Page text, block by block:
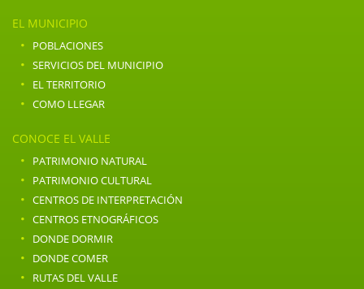
EL MUNICIPIO
· POBLACIONES
· SERVICIOS DEL MUNICIPIO
· EL TERRITORIO
· COMO LLEGAR
CONOCE EL VALLE
· PATRIMONIO NATURAL
· PATRIMONIO CULTURAL
· CENTROS DE INTERPRETACIÓN
· CENTROS ETNOGRÁFICOS
· DONDE DORMIR
· DONDE COMER
· RUTAS DEL VALLE